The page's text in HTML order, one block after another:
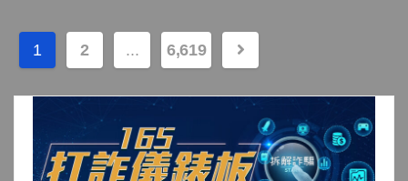
文
章
頁
1 2 ... 6,619